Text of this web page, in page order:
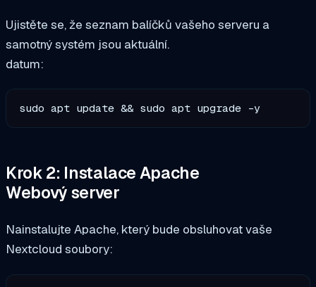
Ujistěte se, že seznam balíčků vašeho serveru a
samotný systém jsou aktuální.
datum:
sudo apt update && sudo apt upgrade -y
Krok 2: Instalace Apache
Webový server
Nainstalujte Apache, který bude obsluhovat vaše
Nextcloud soubory: